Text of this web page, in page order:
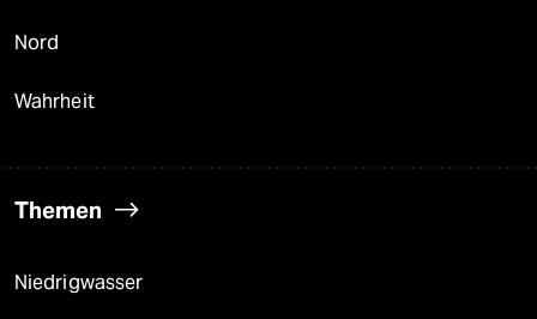
Nord
Wahrheit
Themen
Niedrigwasser